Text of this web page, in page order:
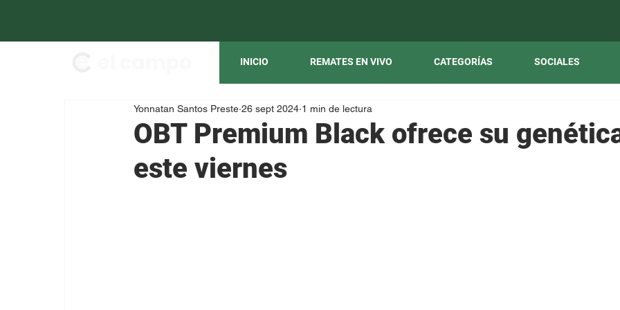
INICIO REMATES EN VIVO CATEGORÍAS SOCIALES
OBT Premium Black ofrece su
este viernes
Yonnatan Santos Preste 26 sept 2024 1 min de lectura